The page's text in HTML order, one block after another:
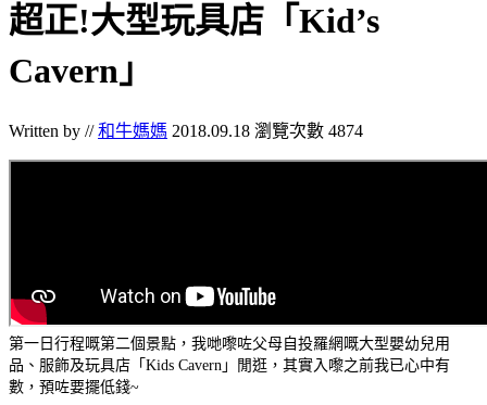
超正!大型玩具店「Kid’s
Cavern」
Written by //和牛媽媽 2018.09.18 瀏覽次數 4874
第一日行程嘅第二個景點，我哋嚟咗父母自投羅網嘅大型嬰幼兒用
品、服飾及玩具店「Kids Cavern」閒逛，其實入嚟之前我已心中有
數，預咗要擺低錢~